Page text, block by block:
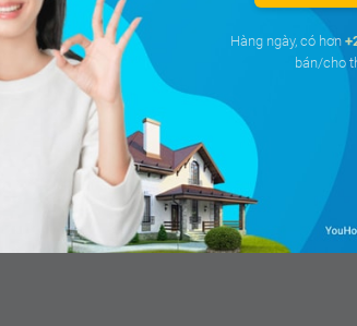
Hàng ngày, có hơn
bán/cho